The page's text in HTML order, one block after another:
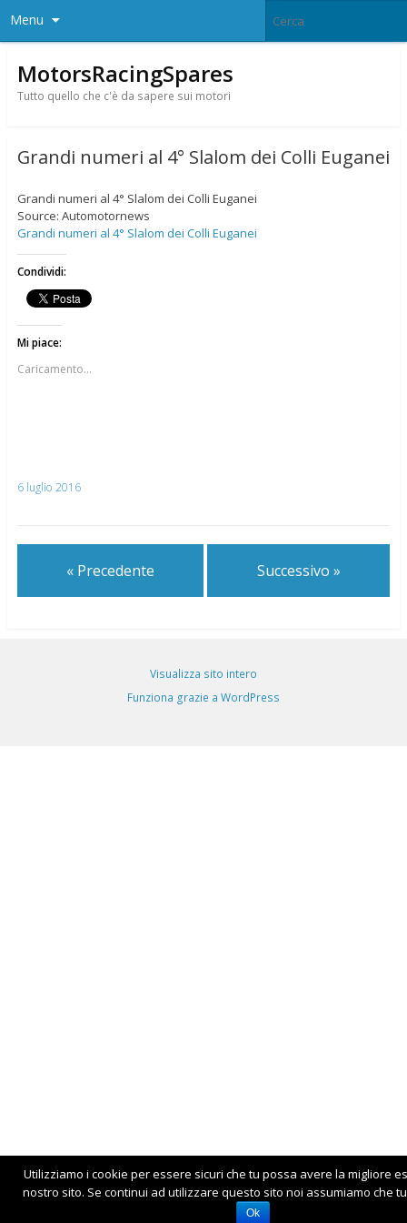
Menu
MotorsRacingSpares
Tutto quello che c'è da sapere sui motori
Grandi numeri al 4° Slalom dei Colli Euganei
Grandi numeri al 4° Slalom dei Colli Euganei
Source: Automotornews
Grandi numeri al 4° Slalom dei Colli Euganei
Condividi:
Mi piace:
Caricamento...
6 luglio 2016
« Precedente Successivo »
Visualizza sito intero
Funziona grazie a WordPress
Utilizziamo i cookie per essere sicuri che tu possa avere la migliore
nostro sito. Se continui ad utilizzare questo sito noi assumiamo che
Ok